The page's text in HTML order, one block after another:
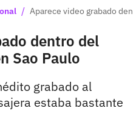
/ Aparece video grabado
dentro del
Sao Paulo
grabado al
estaba bastante